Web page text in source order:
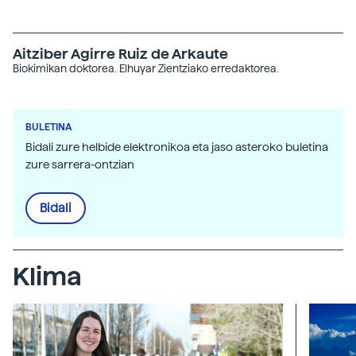
Aitziber Agirre Ruiz de Arkaute
Biokimikan doktorea. Elhuyar Zientziako erredaktorea.
BULETINA
Bidali zure helbide elektronikoa eta jaso asteroko buletina
zure sarrera-ontzian
Bidali
Klima